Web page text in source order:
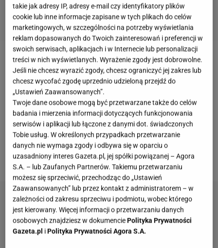
Szafki pod umywalkę – więcej niż miejsce na
kosmetyki
Szafka pod umywalkę Merkury Marketto klasyka,
która sprawdza się w każdej łazience. Dzięki swojej
funkcjonalności potrafi zmieścić więcej, niż się
spodziewamy. Klucz do sukcesu to odpowiednia
organizacja wnętrza takiej szafki.
takie jak adresy IP, adresy e-mail czy identyfikatory plików
cookie lub inne informacje zapisane w tych plikach do celów
marketingowych, w szczególności na potrzeby wyświetlania
reklam dopasowanych do Twoich zainteresowań i preferencji w
swoich serwisach, aplikacjach i w Internecie lub personalizacji
treści w nich wyświetlanych. Wyrażenie zgody jest dobrowolne.
Jeśli nie chcesz wyrazić zgody, chcesz ograniczyć jej zakres lub
chcesz wycofać zgodę uprzednio udzieloną przejdź do
„Ustawień Zaawansowanych”.
Twoje dane osobowe mogą być przetwarzane także do celów
badania i mierzenia informacji dotyczących funkcjonowania
serwisów i aplikacji lub łączone z danymi dot. świadczonych
Tobie usług. W określonych przypadkach przetwarzanie
danych nie wymaga zgody i odbywa się w oparciu o
uzasadniony interes Gazeta.pl, jej spółki powiązanej – Agora
S.A. – lub Zaufanych Partnerów. Takiemu przetwarzaniu
możesz się sprzeciwić, przechodząc do „Ustawień
Zaawansowanych” lub przez kontakt z administratorem – w
zależności od zakresu sprzeciwu i podmiotu, wobec którego
jest kierowany. Więcej informacji o przetwarzaniu danych
osobowych znajdziesz w dokumenciePolityka Prywatności
Gazeta.pl iPolityka Prywatności Agora S.A.